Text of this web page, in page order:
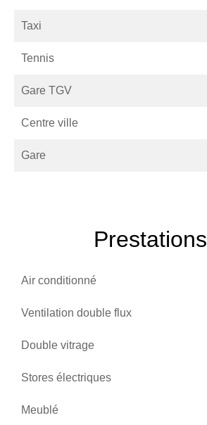
Taxi
Tennis
Gare TGV
Centre ville
Gare
Prestations
Air conditionné
Ventilation double flux
Double vitrage
Stores électriques
Meublé